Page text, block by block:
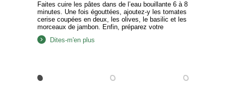
Faites cuire les pâtes dans de l’eau bouillante 6 à 8
minutes. Une fois égouttées, ajoutez-y les tomates
cerise coupées en deux, les olives, le basilic et les
morceaux de jambon. Enfin, préparez votre
vinaigrette et incorporez-la à la salade de pâtes.
Dégustez frais.
Dites-m'en plus